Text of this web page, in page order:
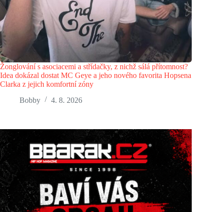
Žonglování s asociacemi a střídačky, z nichž sálá přítomnost?
Idea dokázal dostat MC Geye a jeho nového favorita Hopsena
Clarka z jejich komfortní zóny
Bobby
4. 8. 2026